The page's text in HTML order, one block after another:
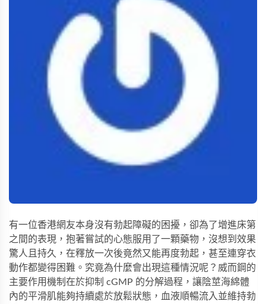
有一位香港網友本身沒有勃起障礙的困擾，卻為了增進床第
之間的表現，抱著嘗試的心態服用了一顆藥物，沒想到效果
驚人且持久，在釋放一次後竟然又能再度勃起，甚至連穿衣
動作都變得困難。究竟為什麼會出現這種情況呢？威而鋼的
主要作用機制在於抑制 cGMP 的分解過程，讓陰莖海綿體
內的平滑肌能夠持續處於放鬆狀態，血液順暢流入並維持勃